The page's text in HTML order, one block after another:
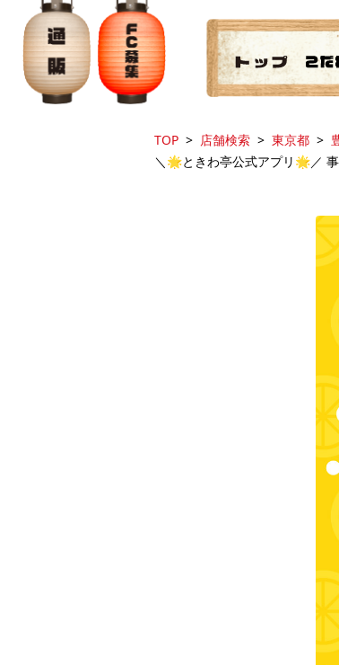
TOP 店舗検索 東京都
＼🌟ときわ亭公式アプリ🌟／